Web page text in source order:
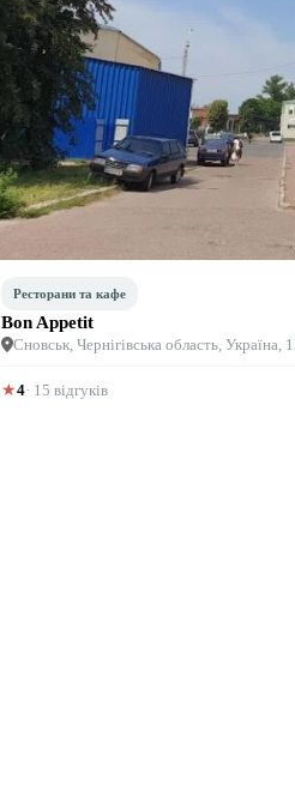
Ресторани та кафе
Bon Appetit
Сновськ, Чернігівська область, Україна,
★4· 15 відгуків